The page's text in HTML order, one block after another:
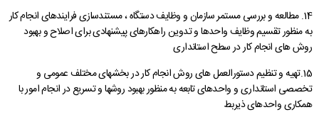
14. مطالعه و بررسی مستمر سازمان و وظایف دستگاه ، مستندسازی فرایندهای انجام کار
به منظور تقسیم وظایف واحدها و تدوین راهکارهای پیشنهادی برای اصلاح و بهبود
روش های انجام کار در سطح استانداری
15.تهیه و تنظیم دستورالعمل های روش انجام کار در بخشهای مختلف عمومی و
تخصصی استانداری و واحدهای تابعه به منظور بهبود روشها و تسریع در انجام امور با
همکاری واحدهای ذیربط